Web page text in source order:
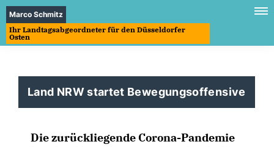
Marco Schmitz
Ihr Landtagsabgeordneter für den Düsseldorfer
Osten
Land NRW startet Bewegungsoffensive
Die zurückliegende Corona-Pandemie